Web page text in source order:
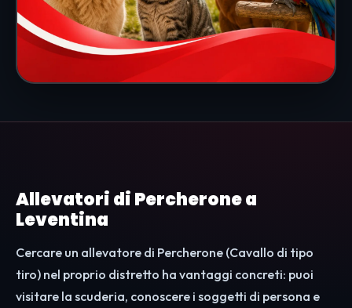
Allevatori di Percherone a
Leventina
Cercare un allevatore di Percherone (Cavallo di tipo
tiro) nel proprio distretto ha vantaggi concreti: puoi
visitare la scuderia, conoscere i soggetti di persona e